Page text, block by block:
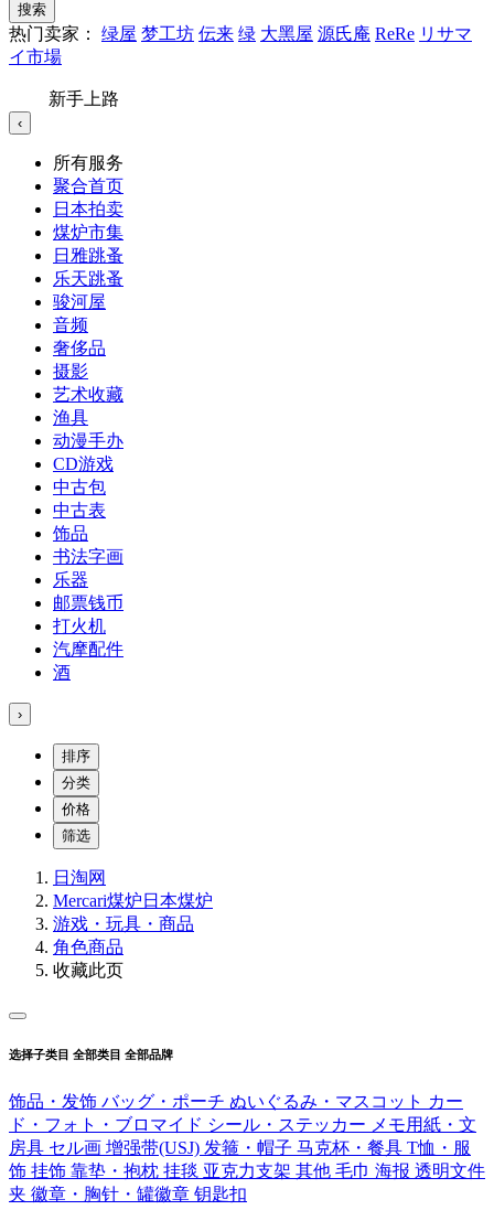
搜索
热门卖家： 绿屋 梦工坊 伝来 绿 大黑屋 源氏庵 ReRe リサマ
イ市場
新手上路
‹
所有服务
聚合首页
日本拍卖
煤炉市集
日雅跳蚤
乐天跳蚤
骏河屋
音频
奢侈品
摄影
艺术收藏
渔具
动漫手办
CD游戏
中古包
中古表
饰品
书法字画
乐器
邮票钱币
打火机
汽摩配件
酒
›
排序
分类
价格
筛选
日淘网
Mercari煤炉 日本煤炉
游戏・玩具・商品
角色商品
收藏此页
选择子类目 全部类目 全部品牌
饰品・发饰 バッグ・ポーチ ぬいぐるみ・マスコット カー
ド・フォト・ブロマイド シール・ステッカー メモ用紙・文
房具 セル画 增强带(USJ) 发箍・帽子 马克杯・餐具 T恤・服
饰 挂饰 靠垫・抱枕 挂毯 亚克力支架 其他 毛巾 海报 透明文件
夹 徽章・胸针・罐徽章 钥匙扣